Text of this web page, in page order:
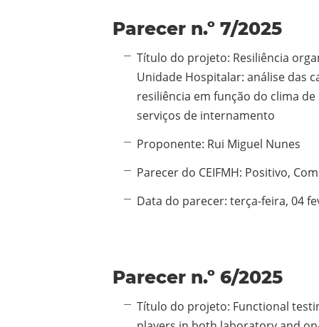
Parecer n.º 7/2025
Informação adicional:
Título do projeto: Resiliência
Unidade Hospitalar: análise das
resiliência em função do clima
serviços de internamento
Proponente: Rui Miguel Nunes
Parecer do CEIFMH: Positivo,
Data do parecer: terça-feira, 04
Parecer n.º 6/2025
Informação adicional:
Título do projeto: Functional